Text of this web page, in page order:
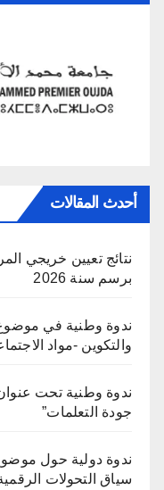
أحدث المقالات
نتائج تعيين خريجي
برسم سنة 2026
ندوة وطنية في موضوع
والتكوين -مواد
ندوة وطنية تحت
جودة التعلمات”
ندوة دولية حول
سياق التحولات